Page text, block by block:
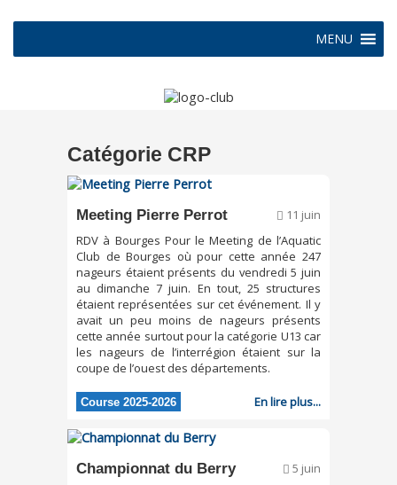
MENU
Catégorie CRP
Meeting Pierre Perrot
11 juin
RDV à Bourges Pour le Meeting de l’Aquatic
Club de Bourges où pour cette année 247
nageurs étaient présents du vendredi 5 juin
au dimanche 7 juin. En tout, 25 structures
étaient représentées sur cet événement. Il y
avait un peu moins de nageurs présents
cette année surtout pour la catégorie U13 car
les nageurs de l’interrégion étaient sur la
coupe de l’ouest des départements.
Course 2025-2026 En lire plus...
Championnat du Berry
5 juin